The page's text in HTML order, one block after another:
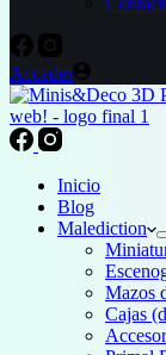
Acceder
Inicio
Blog
Malediction
Mazos
Cajas